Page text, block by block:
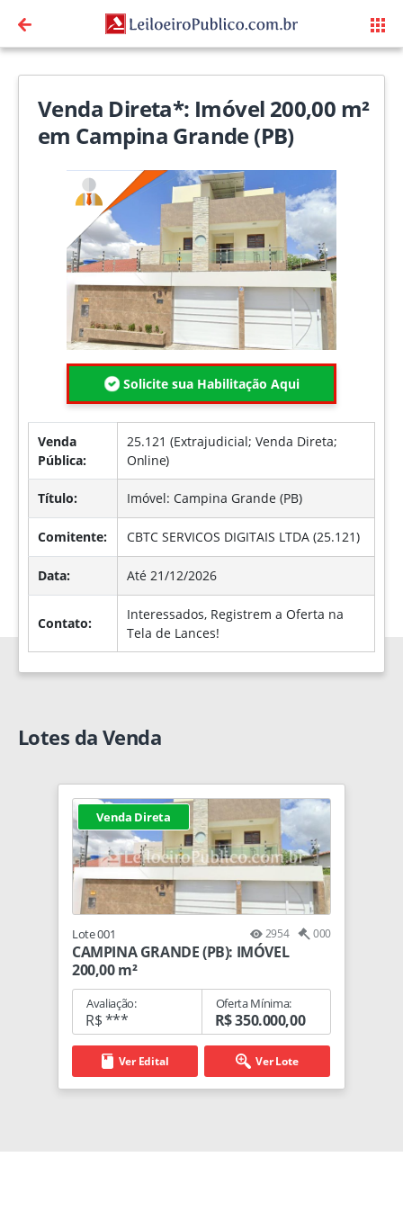
Venda Direta*: Imóvel 200,00 m²
em Campina Grande (PB)
Solicite sua Habilitação Aqui
Venda
Pública:
25.121 (Extrajudicial; Venda Direta;
Online)
Título: Imóvel: Campina Grande (PB)
Comitente: CBTC SERVICOS DIGITAIS LTDA (25.121)
Data: Até 21/12/2026
Contato:
Interessados, Registrem a Oferta na
Tela de Lances!
Lotes da Venda
Venda Direta
Lote 001 2954 000
CAMPINA GRANDE (PB): IMÓVEL
200,00 m²
Avaliação:
R$ ***
Oferta Mínima:
R$ 350.000,00
Ver Edital Ver Lote